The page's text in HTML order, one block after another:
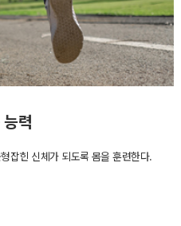
력
잡힌 신체가 되도록 몸을 훈련한다.